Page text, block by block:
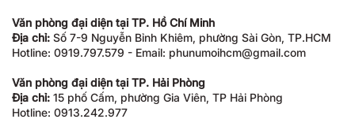
Văn phòng đại diện tại TP. Hồ Chí Minh
Địa chỉ: Số 7-9 Nguyễn Bỉnh Khiêm, phường Sài Gòn, TP.HCM
Hotline: 0919.797.579 - Email: phunumoihcm@gmail.com
Văn phòng đại diện tại TP. Hải Phòng
Địa chỉ: 15 phố Cấm, phường Gia Viên, TP Hải Phòng
Hotline: 0913.242.977